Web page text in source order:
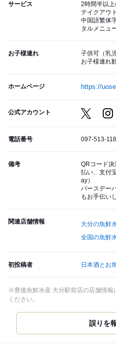
サービス
2時間半以上
テイクアウ
中国語繁体
タルメニュ
お子様連れ
子供可（乳
お子様連れ
ホームページ https://
公式アカウント
電話番号 097-513-
備考
QRコード
払い、支付
ay）
バースデー
もお手伝い
関連店舗情報
大分の魚鮮
全国の魚鮮
初投稿者 日本酒とお
※豊後魚鮮水産 大分駅前店の店舗情報
ください。
誤りを